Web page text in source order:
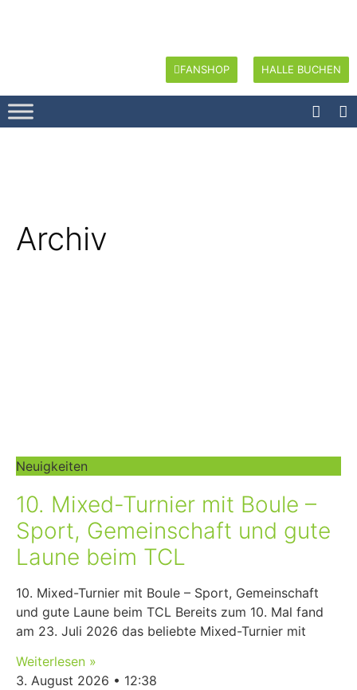
FANSHOP HALLE BUCHEN
Archiv
Neuigkeiten
10. Mixed-Turnier mit Boule –
Sport, Gemeinschaft und gute
Laune beim TCL
10. Mixed-Turnier mit Boule – Sport, Gemeinschaft
und gute Laune beim TCL Bereits zum 10. Mal fand
am 23. Juli 2026 das beliebte Mixed-Turnier mit
Weiterlesen »
3. August 2026
12:38